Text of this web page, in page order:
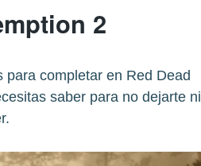
2
para completar en Red Dead
saber para no dejarte ni